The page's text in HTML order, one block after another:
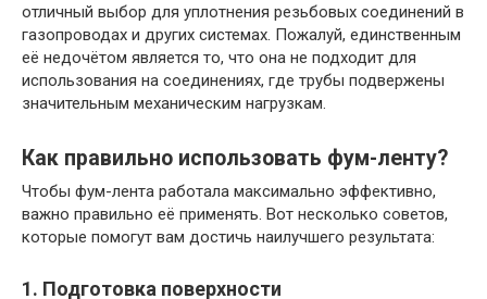
отличный выбор для уплотнения резьбовых соединений в
газопроводах и других системах. Пожалуй, единственным
её недочётом является то, что она не подходит для
использования на соединениях, где трубы подвержены
значительным механическим нагрузкам.
Как правильно использовать фум-ленту?
Чтобы фум-лента работала максимально эффективно,
важно правильно её применять. Вот несколько советов,
которые помогут вам достичь наилучшего результата:
1. Подготовка поверхности